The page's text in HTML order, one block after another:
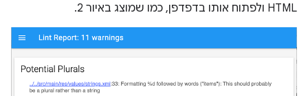
HTML ולפתוח אותו בדפדפן, כמו שמוצג באיור 2.